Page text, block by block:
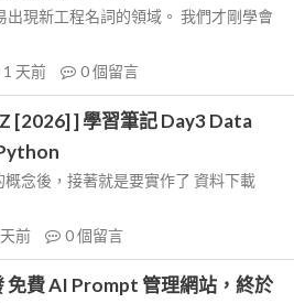
現新工程名詞的領域。 我們才剛學會
1 天前 0個留言
[2026] ] 學習筆記 Day3 Data
念後，接著就是要實作了 資料下載
前 0個留言
免費 AI Prompt 管理網站，終於